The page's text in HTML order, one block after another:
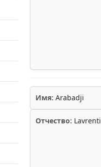
Имя: Arabadji
Отчество: Lavrenti